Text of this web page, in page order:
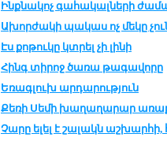
Ինք­նա­կոչ գա­հա­կալ­նե­րի
Ախոր­ժա­կի պա­կաս ոչ մե­կը
Էս քոթուկը կտրել չի լինի
Հինգ տի­րոջ ծա­ռա թա­գա­վո­րը
Եռագ­լուխ ար­դա­րու­թ­յուն
Քե­ռի Սե­մի խա­ղա­ղա­րար
Չա­րը ե­լել է շա­լակն